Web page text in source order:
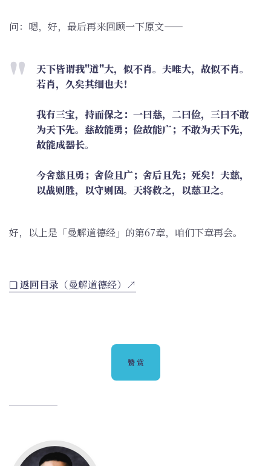
问：嗯，好，最后再来回顾一下原文——
天下皆谓我"道"大，似不肖。夫唯大，故似不肖。
若肖，久矣其细也夫！
我有三宝，持而保之：一曰慈，二曰俭，三曰不敢
为天下先。慈故能勇；俭故能广；不敢为天下先，
故能成器长。
今舍慈且勇；舍俭且广；舍后且先；死矣！夫慈，
以战则胜，以守则固。天将救之，以慈卫之。
好，以上是「曼解道德经」的第67章，咱们下章再会。
❏返回目录 （曼解道德经）↗
赞赏